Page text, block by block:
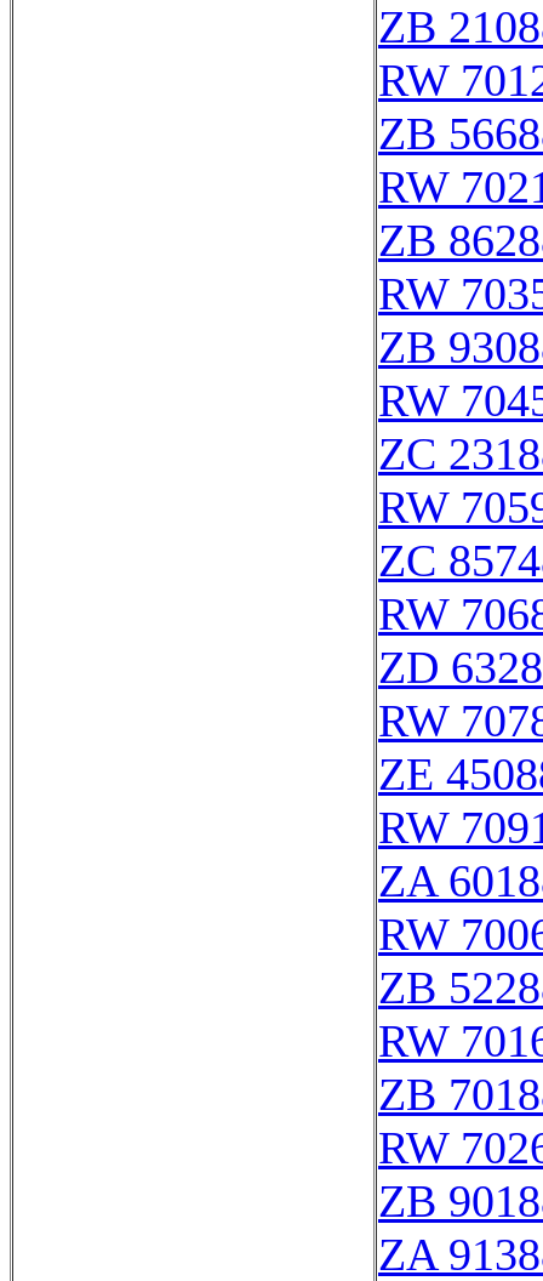
ZB
RW
ZB
RW
ZB
RW
ZB
RW
ZC
RW
ZC
RW
ZD
RW
ZE
RW
ZA
RW
ZB
RW
ZB
RW
ZB
ZA